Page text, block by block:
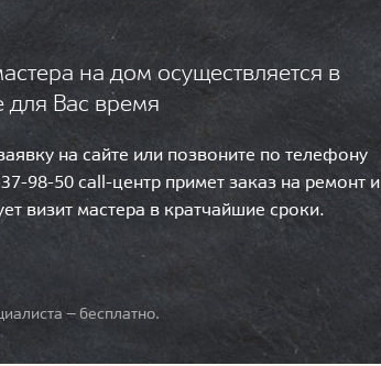
на дом осуществляется в
для Вас время
на сайте или позвоните по телефону
98-50 call-центр примет заказ на ремонт и
визит мастера в кратчайшие сроки.
— бесплатно.